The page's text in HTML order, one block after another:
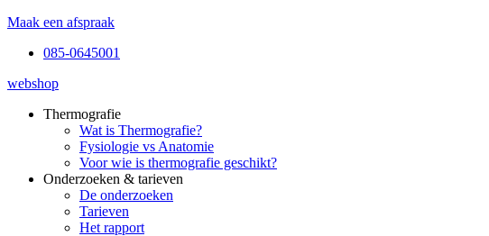
Maak een afspraak
085-0645001
webshop
Thermografie
Wat is Thermografie?
Fysiologie vs Anatomie
Voor wie is thermografie geschikt?
Onderzoeken & tarieven
De onderzoeken
Tarieven
Het rapport